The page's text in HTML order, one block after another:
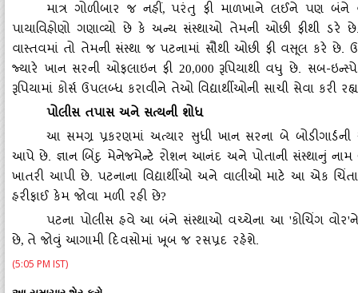
માત્ર ગોળીબાર જ નહીં,પરંતુ ફી માળખાને લઈને પણ બંને
પાયાવિહોણો ગણાવ્યો છે કે અન્ય સંસ્થાઓ તેમની ઓછી ફીથી ડરે
વાસ્તવમાં તો તેમની સંસ્થા જ પટનામાં સૌથી ઓછી ફી વસૂલ કરે છે.
જ્યારે ખાન સરની ઓફલાઇન ફી20,000 રૂપિયાથી વધુ છે. સબ-
રૂપિયામાં કોર્સ ઉપલબ્ધ કરાવીને તેઓ વિદ્યાર્થીઓની સાચી સેવા કરી
પોલીસ તપાસ અને સત્યની શોધ
આ સમગ્ર પ્રકરણમાં અત્યાર સુધી ખાન સરના બે
આપે છે. જ્ઞાન બિંદુ મેનેજમેન્ટે રોશન આનંદ અને પોતાની સંસ્થાનું નામ
ખાતરી આપી છે. પટનાના વિદ્યાર્થીઓ અને વાલીઓ માટે આ એક
હરીફાઈ કેમ જોવા મળી રહી છે?
પટના પોલીસ હવે આ બંને સંસ્થાઓ વચ્ચેના આ 'કોચિંગ વોર'
છે, તે જોવું આગામી દિવસોમાં ખૂબ જ રસપ્રદ રહેશે.
(5:05 PM IST)